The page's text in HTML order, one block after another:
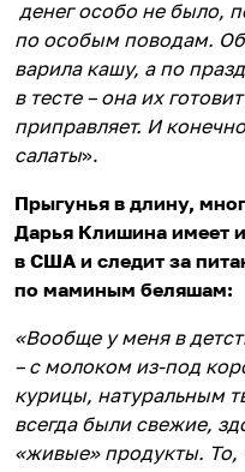
денег особо не было,
по особым поводам.
варила кашу, а по
в тесте – она их
приправляет. И
салаты».
Прыгунья в длину,
Дарья Клишина имеет
в США и следит за
по маминым беляшам:
«Вообще у меня в
– с молоком из-под
курицы, натуральным
всегда были свежие,
«живые» продукты. То,